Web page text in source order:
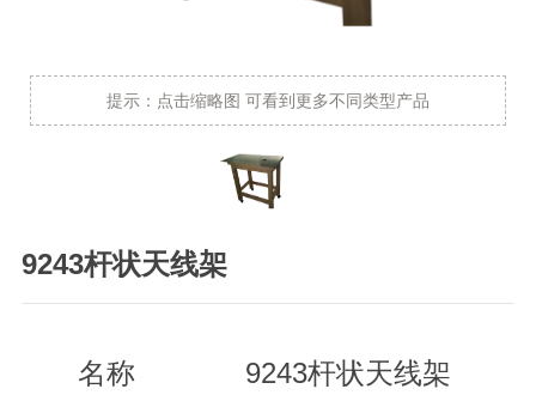
提示：点击缩略图 可看到更多不同类型产品
9243杆状天线架
名称 9243杆状天线架